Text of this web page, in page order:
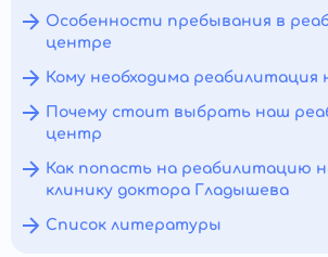
Особенности пребывания в
центре
Кому необходима реабилитация
Почему стоит выбрать наш
центр
Как попасть на реабилитацию
клинику доктора Гладышева
Список литературы